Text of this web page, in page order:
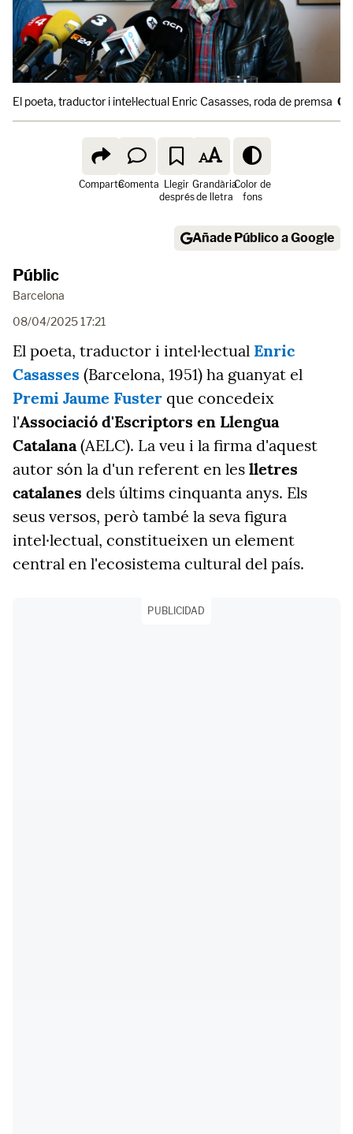
El poeta, traductor i intel·lectual Enric Casasses, roda de premsa
ComparteComenta Llegir
després
Grandària
de lletra
Color de
fons
Añade Público a Google
Públic
Barcelona
08/04/2025 17:21
El poeta, traductor i intel·lectual Enric
Casasses (Barcelona, 1951) ha guanyat el
Premi Jaume Fuster que concedeix
l'Associació d'Escriptors en Llengua
Catalana(AELC). La veu i la firma d'aquest
autor són la d'un referent en les lletres
catalanes dels últims cinquanta anys. Els
seus versos, però també la seva figura
intel·lectual, constitueixen un element
central en l'ecosistema cultural del país.
PUBLICIDAD